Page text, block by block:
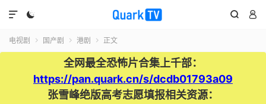
  

电视剧  国产剧  港剧  正文
全网最全恐怖片合集上千部：
https://pan.quark.cn/s/dcdb01793a09
张雪峰绝版高考志愿填报相关资源：